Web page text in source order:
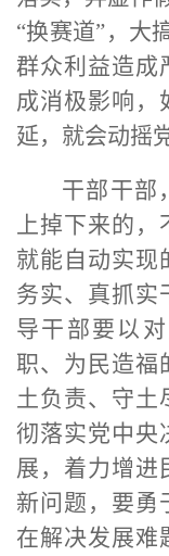
“换赛道”，大
群众利益造成
成消极影响，
延，就会动摇
干部干部
上掉下来的
就能自动实现
务实、真抓实
导干部要以
职、为民造福
土负责、守土
彻落实党中央
展，着力增进
新问题，要勇
在解决发展难